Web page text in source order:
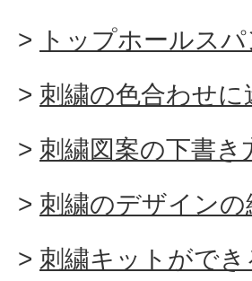
トップホールス
刺繍の色合わせに
刺繍図案の下書き
刺繍のデザインの
刺繍キットがで